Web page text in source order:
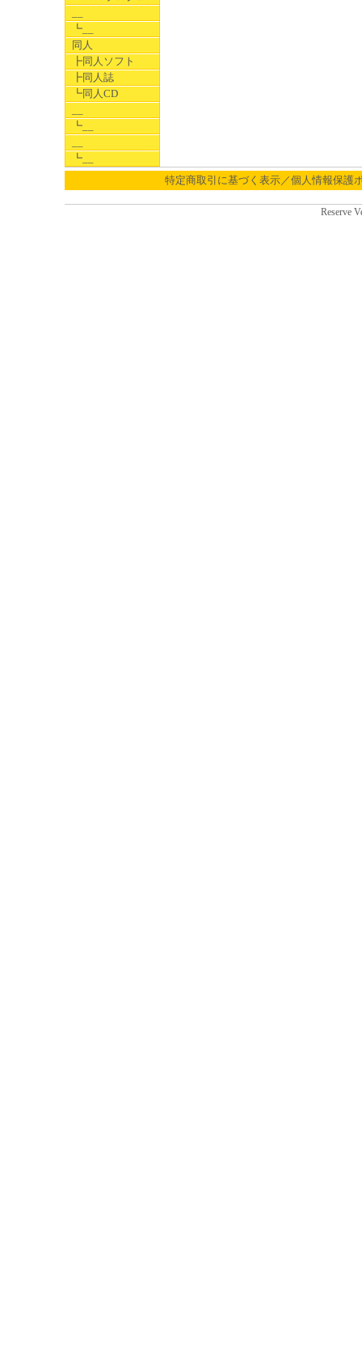
┗__
同人
┣同人ソフト
┣同人誌
┗同人CD
┗__
┗__
特定商取引に基づく表示／個人情報保護
Reserve